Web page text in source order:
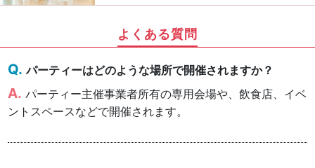
よくある質問
パーティーはどのような場所で開催されますか？
パーティー主催事業者所有の専用会場や、飲食店、イベ
ントスペースなどで開催されます。